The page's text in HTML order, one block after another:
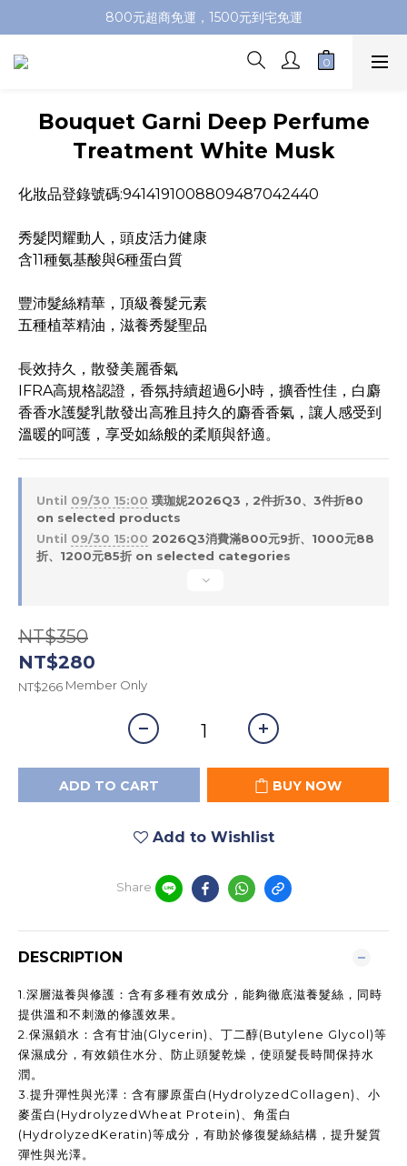
加入會員即送100元購物金，推薦好友，再送購物金
800元超商免運，1500元到宅免運
加入會員即送100元購物金，推薦好友，再送購物金
Bouquet Garni Deep Perfume
Treatment White Musk
化妝品登錄號碼:9414191008809487042440
秀髮閃耀動人，頭皮活力健康
含11種氨基酸與6種蛋白質
豐沛髮絲精華，頂級養髮元素
五種植萃精油，滋養秀髮聖品
長效持久，散發美麗香氣
IFRA高規格認證，香氛持續超過6小時，擴香性佳，白麝
香香水護髮乳散發出高雅且持久的麝香香氣，讓人感受到
溫暖的呵護，享受如絲般的柔順與舒適。
Until 09/30 15:00 璞珈妮2026Q3，2件折30、3件折80
on selected products
Until 09/30 15:00 2026Q3消費滿800元9折、1000元88
折、1200元85折 on selected categories
NT$350
NT$280
NT$266 Member Only
ADD TO CART BUY NOW
Add to Wishlist
Share
DESCRIPTION
1. 深層滋養與修護：含有多種有效成分，能夠徹底滋養髮絲，同時
提供溫和不刺激的修護效果。
2. 保濕鎖水：含有甘油(Glycerin) 、丁二醇(Butylene Glycol)等
保濕成分，有效鎖住水分、防止頭髮乾燥，使頭髮長時間保持水
潤。
3. 提升彈性與光澤：含有膠原蛋白 (HydrolyzedCollagen)
、小
麥蛋白 (HydrolyzedWheat Protein)
、角蛋白
(HydrolyzedKeratin)等成分，有助於修復髮絲結構，提升髮質
彈性與光澤。